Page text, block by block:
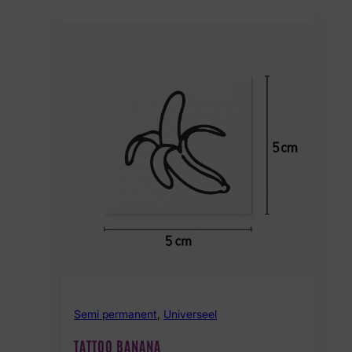
Semi permanent Universeel
TATTOO BANANA